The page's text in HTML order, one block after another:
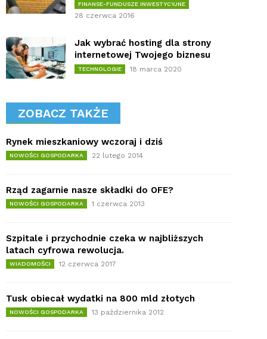
FINANSE-FUNDUSZE INWESTYCYJNE
28 czerwca 2016
Jak wybrać hosting dla strony
internetowej Twojego biznesu
TECHNOLOGIE 18 marca 2020
ZOBACZ TAKŻE
Rynek mieszkaniowy wczoraj i dziś
NOWOŚCI GOSPODARKA 22 lutego 2014
Rząd zagarnie nasze składki do OFE?
NOWOŚCI GOSPODARKA 1 czerwca 2013
Szpitale i przychodnie czeka w najbliższych
latach cyfrowa rewolucja.
WIADOMOŚCI 12 czerwca 2017
Tusk obiecał wydatki na 800 mld złotych
NOWOŚCI GOSPODARKA 13 października 2012